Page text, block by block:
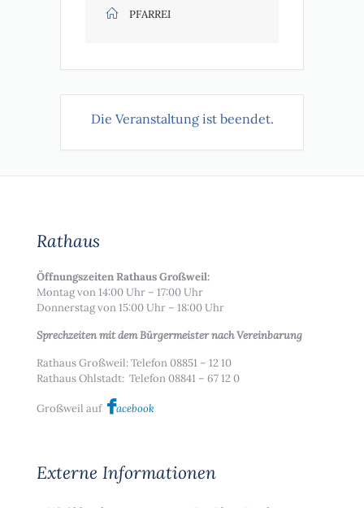
PFARREI
Die Veranstaltung ist beendet.
Rathaus
Öffnungszeiten Rathaus Großweil:
Montag von 14:00 Uhr – 17:00 Uhr
Donnerstag von 15:00 Uhr – 18:00 Uhr
Sprechzeiten mit dem Bürgermeister nach Vereinbarung
Rathaus Großweil: Telefon 08851 – 12 10
Rathaus Ohlstadt: Telefon 08841 – 67 12 0
Großweil auf acebook
Externe Informationen